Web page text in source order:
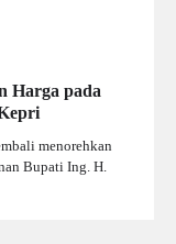
Harga pada
menorehkan
Bupati Ing. H.